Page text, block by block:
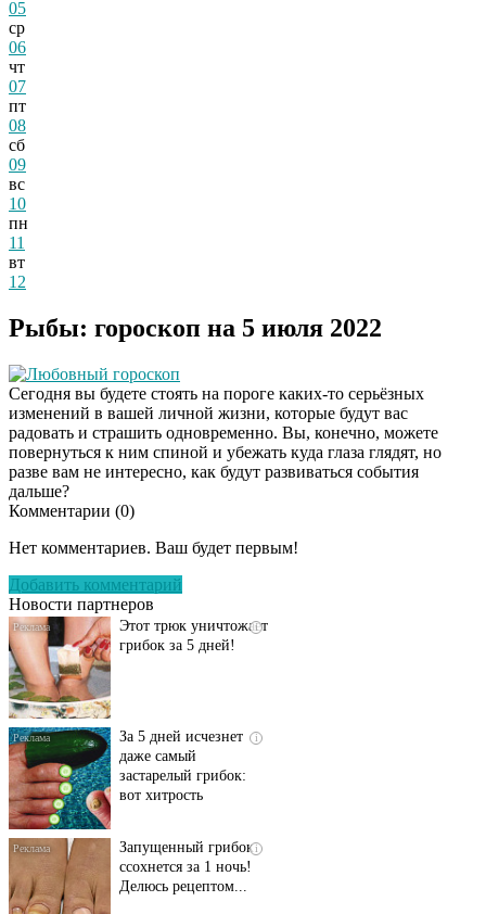
05
ср
06
чт
07
пт
08
сб
09
вс
10
пн
11
вт
12
Рыбы: гороскоп на 5 июля 2022
Любовный гороскоп
Сегодня вы будете стоять на пороге каких-то серьёзных
изменений в вашей личной жизни, которые будут вас
радовать и страшить одновременно. Вы, конечно, можете
повернуться к ним спиной и убежать куда глаза глядят, но
разве вам не интересно, как будут развиваться события
дальше?
Комментарии (0)
Нет комментариев. Ваш будет первым!
Добавить комментарий
Новости партнеров
Даже самый
исчезнет с корнем,
i
Этот трюк уничтожает
грибок за 5 дней!
i
За 5 дней исчезнет
даже самый
застарелый грибок:
вот хитрость
i
Запущенный грибок
ссохнется за 1 ночь!
Делюсь рецептом...